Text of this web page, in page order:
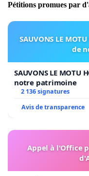
Pétitions promues par
SAUVONS LE
de
SAUVONS LE
notre patrimoine
2 136 signatures
Avis de transparence
Appel à l'Office